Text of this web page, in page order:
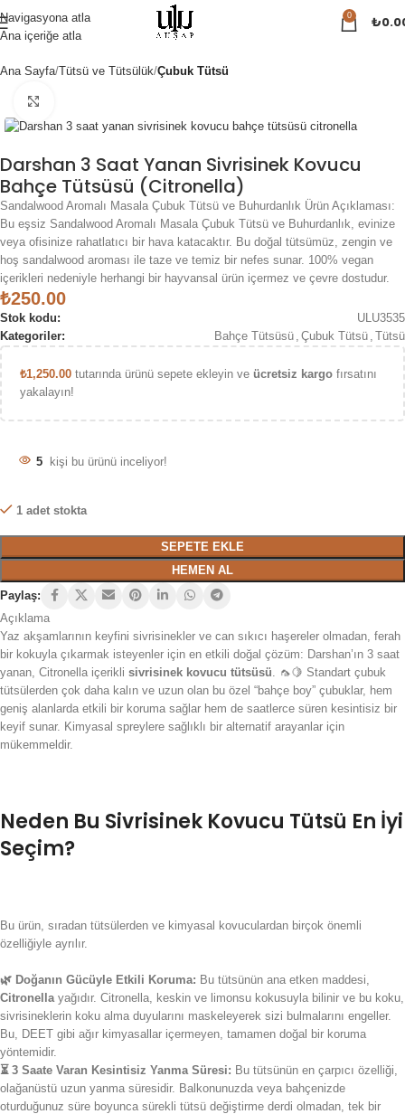
Navigasyona atla
Ana içeriğe atla
0 ₺
Ana Sayfa Tütsü ve Tütsülük Çubuk Tütsü
Darshan 3 Saat Yanan Sivrisinek Kovucu
Bahçe Tütsüsü (Citronella)
Sandalwood Aromalı Masala Çubuk Tütsü ve Buhurdanlık Ürün Açıklaması:
Bu eşsiz Sandalwood Aromalı Masala Çubuk Tütsü ve Buhurdanlık, evinize
veya ofisinize rahatlatıcı bir hava katacaktır. Bu doğal tütsümüz, zengin ve
hoş sandalwood aroması ile taze ve temiz bir nefes sunar. 100% vegan
içerikleri nedeniyle herhangi bir hayvansal ürün içermez ve çevre dostudur.
₺250.00
Stok kodu:
ULU3535
Kategoriler:
Bahçe Tütsüsü Çubuk Tütsü Tütsü
₺1,250.00 tutarında ürünü sepete ekleyin ve ücretsiz kargo fırsatını
yakalayın!
5 kişi bu ürünü inceliyor!
1 adet stokta
SEPETE EKLE
HEMEN AL
Paylaş:
Açıklama
Yaz akşamlarının keyfini sivrisinekler ve can sıkıcı haşereler olmadan, ferah
bir kokuyla çıkarmak isteyenler için en etkili doğal çözüm: Darshan’ın 3 saat
yanan, Citronella içerikli sivrisinek kovucu tütsüsü . 🦟🍋 Standart çubuk
tütsülerden çok daha kalın ve uzun olan bu özel “bahçe boy” çubuklar, hem
geniş alanlarda etkili bir koruma sağlar hem de saatlerce süren kesintisiz bir
keyif sunar. Kimyasal spreylere sağlıklı bir alternatif arayanlar için
mükemmeldir.
Neden Bu Sivrisinek Kovucu Tütsü En İyi
Seçim?
Bu ürün, sıradan tütsülerden ve kimyasal kovuculardan birçok önemli
özelliğiyle ayrılır.
🌿 Doğanın Gücüyle Etkili Koruma: Bu tütsünün ana etken maddesi,
Citronella yağıdır. Citronella, keskin ve limonsu kokusuyla bilinir ve bu koku,
sivrisineklerin koku alma duyularını maskeleyerek sizi bulmalarını engeller.
Bu, DEET gibi ağır kimyasallar içermeyen, tamamen doğal bir koruma
yöntemidir.
⏳ 3 Saate Varan Kesintisiz Yanma Süresi: Bu tütsünün en çarpıcı özelliği,
olağanüstü uzun yanma süresidir. Balkonunuzda veya bahçenizde
oturduğunuz süre boyunca sürekli tütsü değiştirme derdi olmadan, tek bir